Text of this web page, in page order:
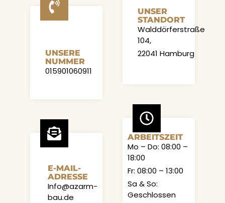
UNSER
STANDORT
Walddörferstraße
104,
22041 Hamburg
ARBEITSZEIT
Mo – Do: 08:00 –
18:00
Fr: 08:00 – 13:00
Sa & So:
Geschlossen
E-MAIL-
ADRESSE
Info@azarm-
bau.de
UNSERE
NUMMER
015901060911